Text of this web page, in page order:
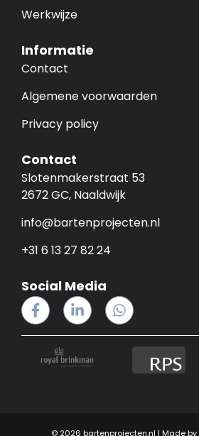
Werkwijze
Informatie
Contact
Algemene voorwaarden
Privacy policy
Contact
Slotenmakerstraat 53
2672 GC, Naaldwijk
info@bartenprojecten.nl
+31 6 13 27 82 24
Social Media
© 2026 bartenprojecten.nl | Made by